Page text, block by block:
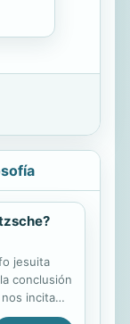
jesuita
conclusión
incita
provoca.